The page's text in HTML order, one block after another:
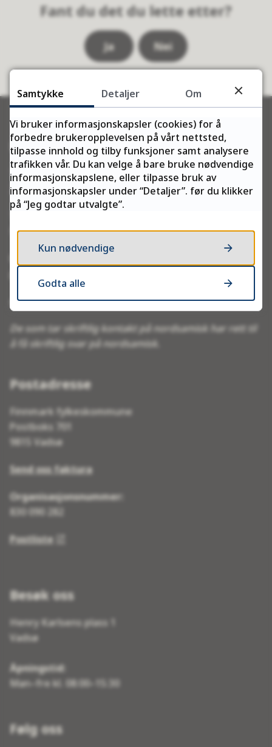
Fant du det du lette etter?
Ja Nei
Kontakt oss
Telefon:
78 96 30 00
Man–fre kl. 10:00–13:45
eDialog – send post og dokumenter sikkert
De som tar skriftlig kontakt på nordsamisk har rett til
å få skriftlig svar på nordsamisk.
Postadresse
Finnmark fylkeskommune
Postboks 701
9815 Vadsø
Send oss faktura
Organisasjonsnummer:
830 090 282
Postliste
Besøk oss
Henry Karlsens plass 1
Vadsø
Åpningstid:
Man–fre kl. 08:00–15:30
Følg oss
Samtykke Detaljer Om
Vi bruker informasjonskapsler (cookies) for å
forbedre brukeropplevelsen på vårt nettsted,
tilpasse innhold og tilby funksjoner samt analysere
trafikken vår. Du kan velge å bare bruke nødvendige
informasjonskapslene, eller tilpasse bruk av
informasjonskapsler under “Detaljer”. før du klikker
på “Jeg godtar utvalgte”.
Kun nødvendige
Godta alle